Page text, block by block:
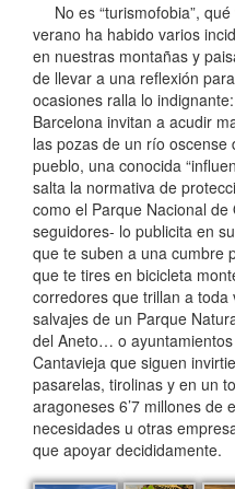
No es “turismofobia”,
verano ha habido varios
en nuestras montañas y
de llevar a una reflexión
ocasiones ralla lo
Barcelona invitan a acudir
las pozas de un río
pueblo, una conocida
salta la normativa de
como el Parque Nacional
seguidores- lo publicita en
que te suben a una cumbre
que te tires en bicicleta
corredores que trillan a
salvajes de un Parque
del Aneto… o
Cantavieja que siguen
pasarelas, tirolinas y en un
aragoneses 6’7 millones de
necesidades u otras
que apoyar decididamente.